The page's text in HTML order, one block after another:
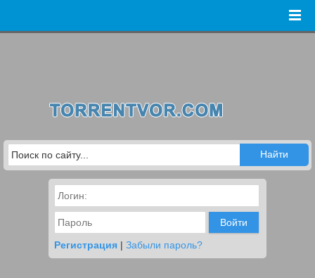
Войти
Регистрация | Забыли пароль?